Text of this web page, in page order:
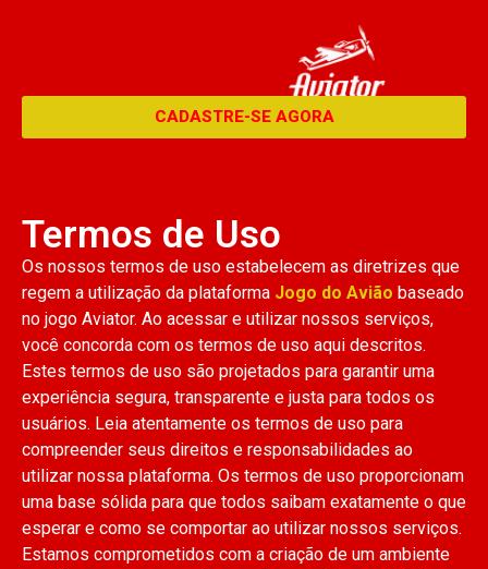
CADASTRE-SE AGORA
Termos de Uso
Os nossos termos de uso estabelecem as diretrizes que
regem a utilização da plataforma Jogo do Avião baseado
no jogo Aviator. Ao acessar e utilizar nossos serviços,
você concorda com os termos de uso aqui descritos.
Estes termos de uso são projetados para garantir uma
experiência segura, transparente e justa para todos os
usuários. Leia atentamente os termos de uso para
compreender seus direitos e responsabilidades ao
utilizar nossa plataforma. Os termos de uso proporcionam
uma base sólida para que todos saibam exatamente o que
esperar e como se comportar ao utilizar nossos serviços.
Estamos comprometidos com a criação de um ambiente